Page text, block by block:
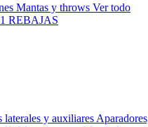
Mantas y throws Ver todo
REBAJAS
laterales y auxiliares